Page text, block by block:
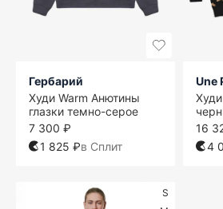
Гербарий
Худи Warm Анютины
глазки темно-серое
7 300 ₽
1 825 ₽в Сплит
Une
16
4
S